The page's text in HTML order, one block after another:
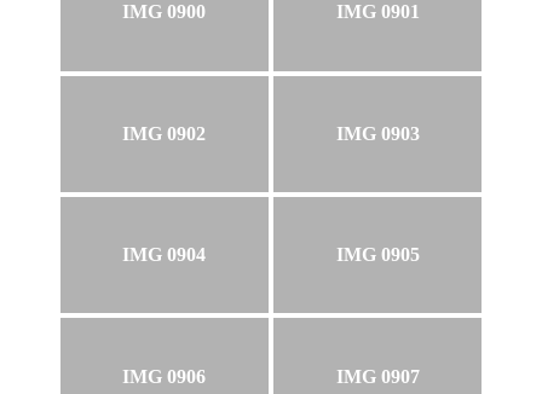
IMG 0900 IMG 0901
IMG 0902 IMG 0903
IMG 0904 IMG 0905
IMG 0906 IMG 0907